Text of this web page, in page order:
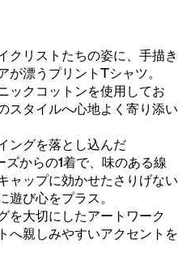
クリストたちの姿に、手描き
が漂うプリントTシャツ。
ックコットンを使用してお
スタイルへ心地よく寄り添い
ングを落とし込んだ
からの1着で、味のある線
ャップに効かせたさりげない
遊び心をプラス。
を大切にしたアートワーク
へ親しみやすいアクセントを